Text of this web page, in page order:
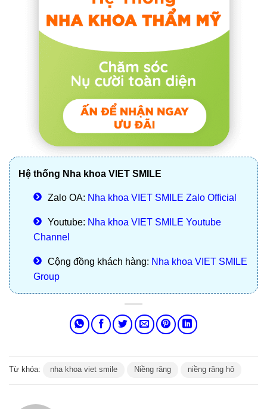
Hệ thống Nha khoa VIET SMILE
Zalo OA: Nha khoa VIET SMILE Zalo Official
Youtube: Nha khoa VIET SMILE Youtube
Channel
Cộng đồng khách hàng: Nha khoa VIET SMILE
Group
Từ khóa: nha khoa viet smile Niềng răng niềng răng hô